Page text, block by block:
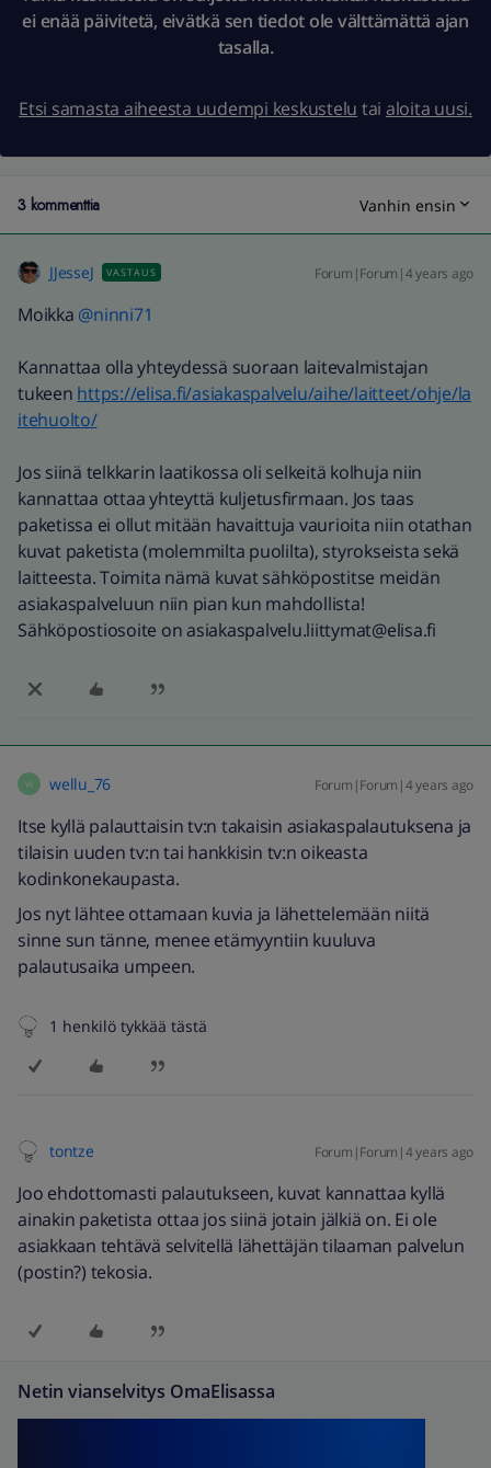
ei enää päivitetä, eivätkä sen tiedot ole välttämättä ajan
tasalla.
Etsi samasta aiheesta uudempi keskustelu tai aloita uusi.
3 kommenttia Vanhin ensin
JJesseJ VASTAUS Forum|Forum|4 years ago
Moikka @ninni71
Kannattaa olla yhteydessä suoraan laitevalmistajan
tukeen https://elisa.fi/asiakaspalvelu/aihe/laitteet/ohje/la
itehuolto/
Jos siinä telkkarin laatikossa oli selkeitä kolhuja niin
kannattaa ottaa yhteyttä kuljetusfirmaan. Jos taas
paketissa ei ollut mitään havaittuja vaurioita niin otathan
kuvat paketista (molemmilta puolilta), styrokseista sekä
laitteesta. Toimita nämä kuvat sähköpostitse meidän
asiakaspalveluun niin pian kun mahdollista!
Sähköpostiosoite on asiakaspalvelu.liittymat@elisa.fi
W wellu_76 Forum|Forum|4 years ago
Itse kyllä palauttaisin tv:n takaisin asiakaspalautuksena ja
tilaisin uuden tv:n tai hankkisin tv:n oikeasta
kodinkonekaupasta.
Jos nyt lähtee ottamaan kuvia ja lähettelemään niitä
sinne sun tänne, menee etämyyntiin kuuluva
palautusaika umpeen.
1 henkilö tykkää tästä
tontze Forum|Forum|4 years ago
Joo ehdottomasti palautukseen, kuvat kannattaa kyllä
ainakin paketista ottaa jos siinä jotain jälkiä on. Ei ole
asiakkaan tehtävä selvitellä lähettäjän tilaaman palvelun
(postin?) tekosia.
Netin vianselvitys OmaElisassa